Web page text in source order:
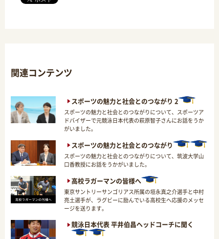
関連コンテンツ
スポーツの魅力と社会とのつながり 2
スポーツの魅力と社会とのつながりについて、スポーツア
ドバイザーで元競泳日本代表の萩原智子さんにお話をうか
がいました。
スポーツの魅力と社会とのつながり
スポーツの魅力と社会とのつながりについて、筑波大学山
口香教授にお話をうかがいました。
高校ラガーマンの皆様へ
東京サントリーサンゴリアス所属の垣永真之介選手と中村
亮土選手が、ラグビーに励んでいる高校生へ応援のメッセ
ージを送ります。
競泳日本代表 平井伯昌ヘッドコーチに聞く